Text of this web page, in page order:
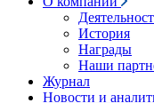
История
Награды
Наши
Журнал
Новости и